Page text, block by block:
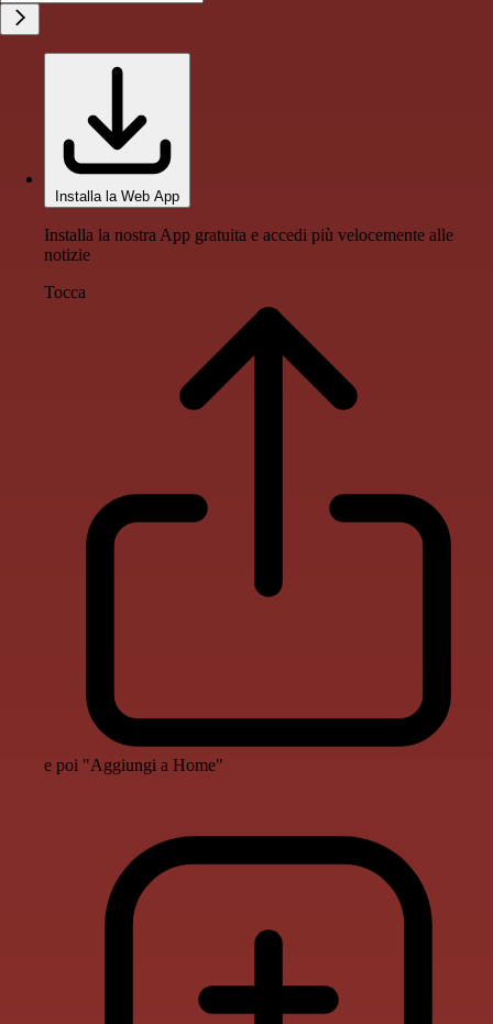
Installa la Web App
Installa la nostra App gratuita e accedi più velocemente alle
notizie
Tocca
e poi "Aggiungi a Home"